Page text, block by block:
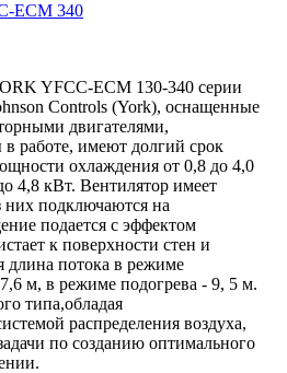
ECM 340
YFCC-ECM 130-340 серии
Controls (York), оснащенные
двигателями,
работе, имеют долгий срок
охлаждения от 0,8 до 4,0
4,8 кВт. Вентилятор имеет
них подключаются на
подается с эффектом
к поверхности стен и
длина потока в режиме
м, в режиме подогрева - 9, 5 м.
типа,обладая
распределения воздуха,
по созданию оптимального